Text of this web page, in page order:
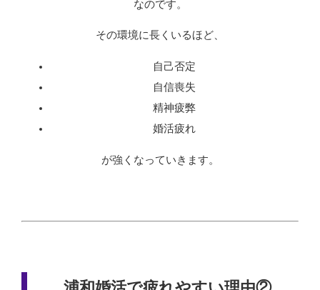
なのです。
その環境に長くいるほど、
自己否定
自信喪失
精神疲弊
婚活疲れ
が強くなっていきます。